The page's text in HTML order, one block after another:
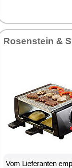
Ro­sen­stein &
Vom Lie­fe­ran­ten